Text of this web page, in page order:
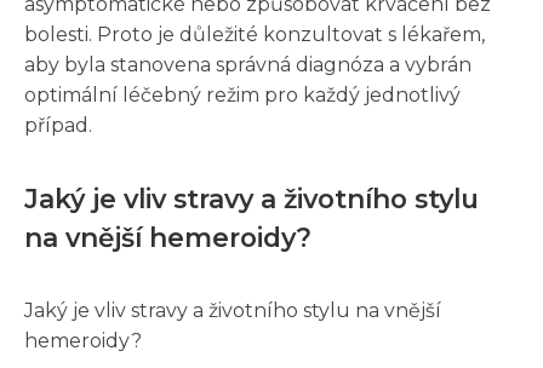
bolesti. Proto je důležité konzultovat s lékařem,
aby byla stanovena správná diagnóza a vybrán
optimální léčebný režim pro každý jednotlivý
případ.
Jaký je vliv stravy a životního stylu
na vnější hemeroidy?
Jaký je vliv stravy a životního stylu na vnější
hemeroidy?